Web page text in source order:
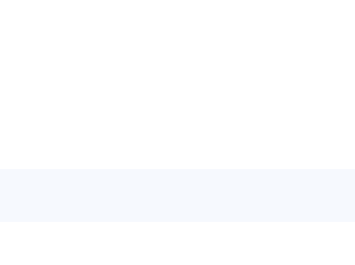
πληρωμή online μέσω Taxisnet και JCC Smart
υποβολή και πληρωμή online μέσω Taxisnet και JCC Smart